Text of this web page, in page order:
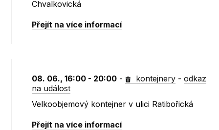
Chvalkovická
Přejít na více informací
08. 06., 16:00 - 20:00 - kontejnery -odkaz
na událost
Velkoobjemový kontejner v ulici Ratibořická
Přejít na více informací